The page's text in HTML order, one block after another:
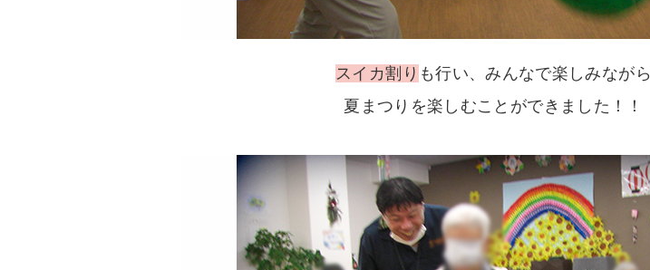
スイカ割り も行い、みんなで楽しみながら
夏まつりを楽しむことができました！！